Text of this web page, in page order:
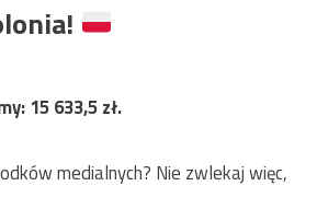
15 633,5zł.
medialnych? Nie zwlekaj więc,